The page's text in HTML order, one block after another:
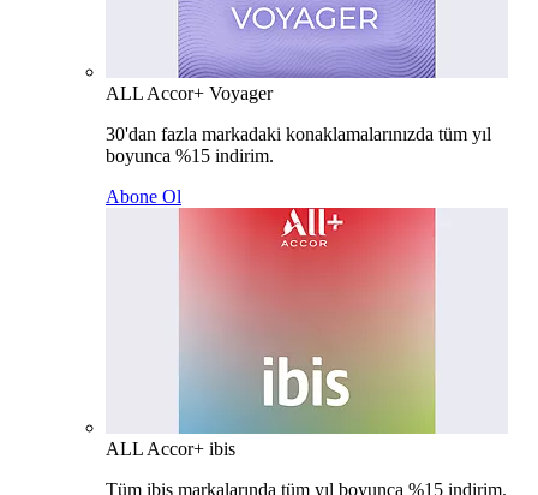
ALL Accor+ Voyager
30'dan fazla markadaki konaklamalarınızda tüm yıl
boyunca %15 indirim.
Abone Ol
ALL Accor+ ibis
Tüm ibis markalarında tüm yıl boyunca %15 indirim.